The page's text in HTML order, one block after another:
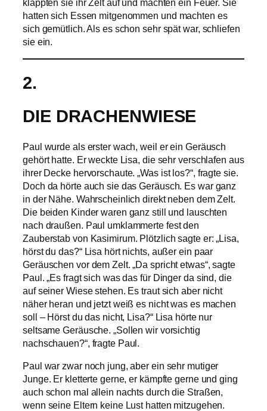
klappten sie ihr Zelt auf und machten ein Feuer. Sie
hatten sich Essen mitgenommen und machten es
sich gemütlich. Als es schon sehr spät war, schliefen
sie ein.
2.
DIE DRACHENWIESE
Paul wurde als erster wach, weil er ein Geräusch
gehört hatte. Er weckte Lisa, die sehr verschlafen aus
ihrer Decke hervorschaute. „Was ist los?“, fragte sie.
Doch da hörte auch sie das Geräusch. Es war ganz
in der Nähe. Wahrscheinlich direkt neben dem Zelt.
Die beiden Kinder waren ganz still und lauschten
nach draußen. Paul umklammerte fest den
Zauberstab von Kasimirum. Plötzlich sagte er: „Lisa,
hörst du das?“ Lisa hört nichts, außer ein paar
Geräuschen vor dem Zelt. „Da spricht etwas“, sagte
Paul. „Es fragt sich was das für Dinger da sind, die
auf seiner Wiese stehen. Es traut sich aber nicht
näher heran und jetzt weiß es nicht was es machen
soll – Hörst du das nicht, Lisa?“ Lisa hörte nur
seltsame Geräusche. „Sollen wir vorsichtig
nachschauen?“, fragte Paul.
Paul war zwar noch jung, aber ein sehr mutiger
Junge. Er kletterte gerne, er kämpfte gerne und ging
auch schon mal allein nachts durch die Straßen,
wenn seine Eltern keine Lust hatten mitzugehen.